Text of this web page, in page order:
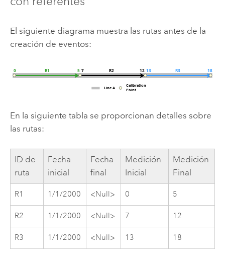
El siguiente diagrama muestra las rutas antes de la
creación de eventos:
En la siguiente tabla se proporcionan detalles sobre
las rutas:
ID de
ruta
Fecha
inicial
Fecha
final
Medición
Inicial
Medición
Final
R1 1/1/2000 <Null> 0 5
R2 1/1/2000 <Null> 7 12
R3 1/1/2000 <Null> 13 18